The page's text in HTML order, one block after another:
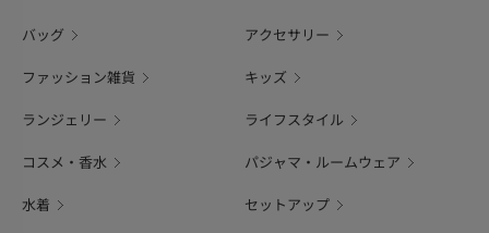
バッグ アクセサリー
ファッション雑貨 キッズ
ランジェリー ライフスタイル
コスメ・香水 パジャマ・ルームウェア
水着 セットアップ